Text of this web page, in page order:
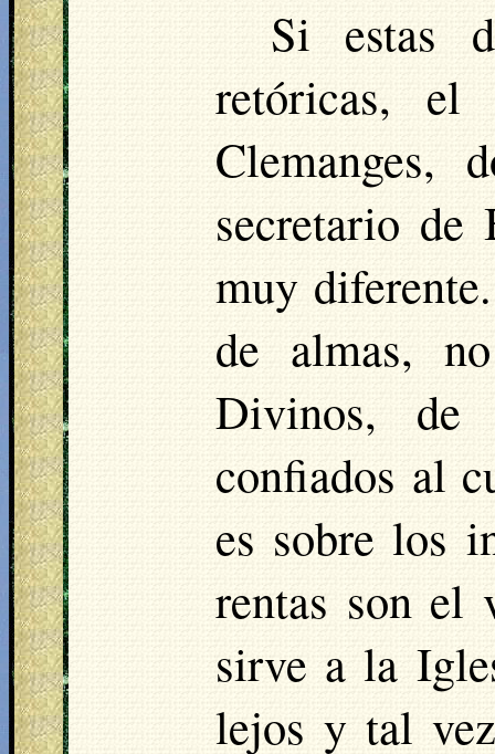
Si estas
retóricas,
Clemanges,
secretario
muy
de almas,
Divinos,
confiados al
es sobre los
rentas son el
sirve a la
lejos y tal